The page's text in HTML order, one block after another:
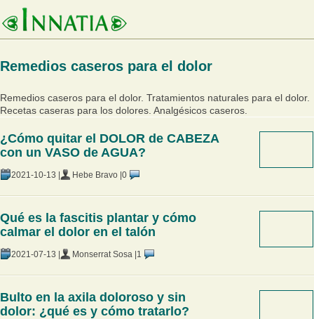
Remedios caseros para el dolor
Remedios caseros para el dolor. Tratamientos naturales para el dolor.
Recetas caseras para los dolores. Analgésicos caseros.
¿Cómo quitar el DOLOR de CABEZA
con un VASO de AGUA?
2021-10-13 | Hebe Bravo | 0
Qué es la fascitis plantar y cómo
calmar el dolor en el talón
2021-07-13 | Monserrat Sosa | 1
Bulto en la axila doloroso y sin
dolor: ¿qué es y cómo tratarlo?